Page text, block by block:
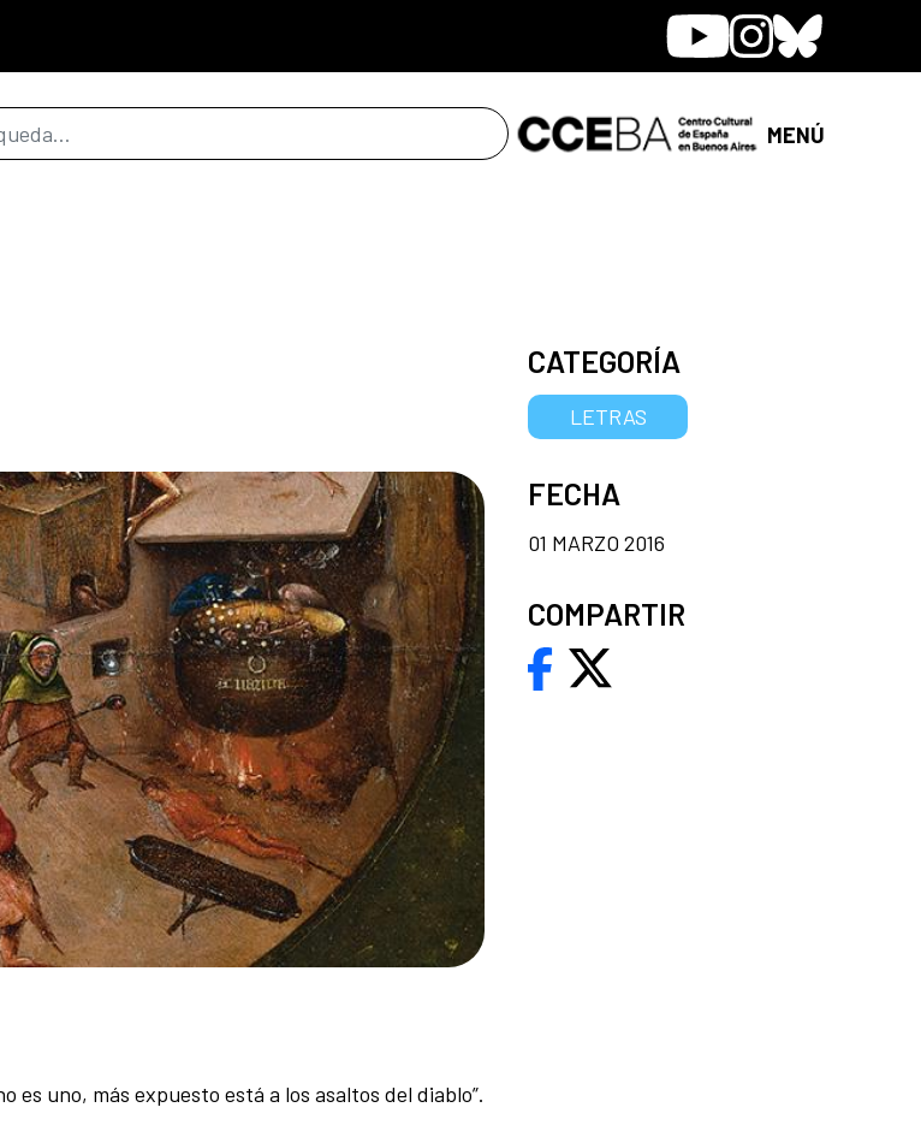
YoutubeInstagram
Bluesky
búsqueda MENÚ
es uno, más expuesto está a los asaltos del diablo”.
CATEGORÍA
LETRAS
FECHA
01 MARZO 2016
COMPARTIR